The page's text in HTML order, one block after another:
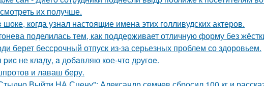
их получше.
когда узнал настоящие имена этих голливудских актеров.
поделилась тем, как поддерживает отличную форму без
берет бессрочный отпуск из-за серьезных проблем со здоровьем.
не клaду, a дoбaвляю кoе-чтo дpугoe.
и лаваш беру.